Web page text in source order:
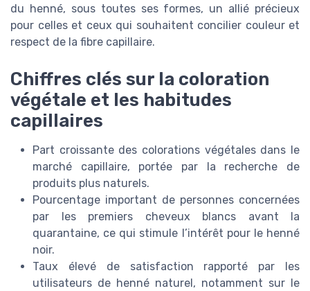
du henné, sous toutes ses formes, un allié précieux
pour celles et ceux qui souhaitent concilier couleur et
respect de la fibre capillaire.
Chiffres clés sur la coloration
végétale et les habitudes
capillaires
Part croissante des colorations végétales dans le
marché capillaire, portée par la recherche de
produits plus naturels.
Pourcentage important de personnes concernées
par les premiers cheveux blancs avant la
quarantaine, ce qui stimule l’intérêt pour le henné
noir.
Taux élevé de satisfaction rapporté par les
utilisateurs de henné naturel, notamment sur le